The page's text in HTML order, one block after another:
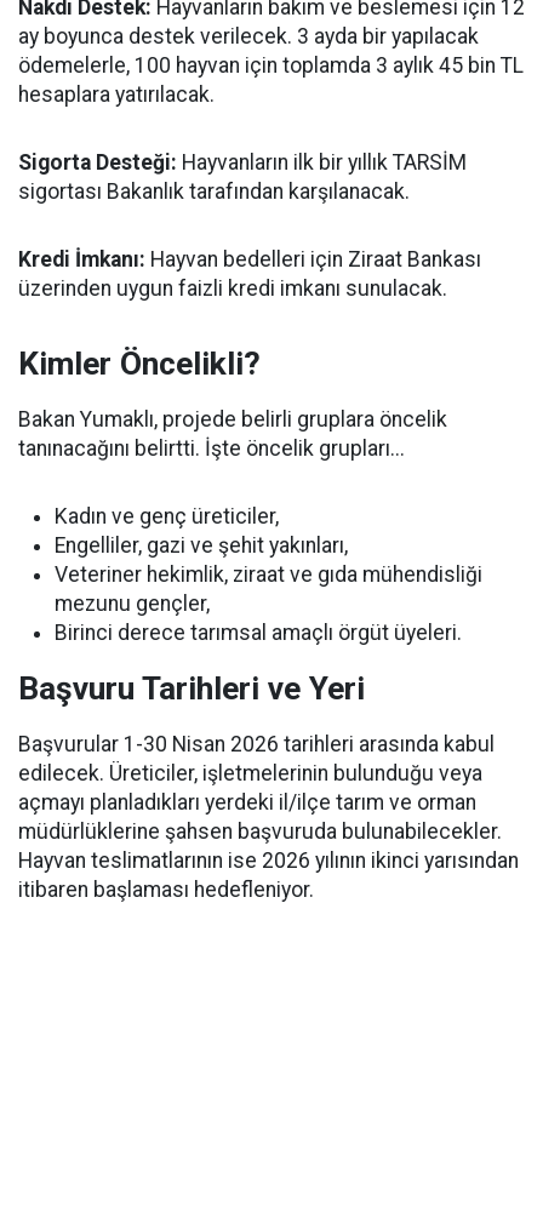
Nakdi Destek: Hayvanların bakım ve beslemesi için 12
ay boyunca destek verilecek. 3 ayda bir yapılacak
ödemelerle, 100 hayvan için toplamda 3 aylık 45 bin TL
hesaplara yatırılacak.
Sigorta Desteği: Hayvanların ilk bir yıllık TARSİM
sigortası Bakanlık tarafından karşılanacak.
Kredi İmkanı: Hayvan bedelleri için Ziraat Bankası
üzerinden uygun faizli kredi imkanı sunulacak.
Kimler Öncelikli?
Bakan Yumaklı, projede belirli gruplara öncelik
tanınacağını belirtti. İşte öncelik grupları...
Kadın ve genç üreticiler,
Engelliler, gazi ve şehit yakınları,
Veteriner hekimlik, ziraat ve gıda mühendisliği
mezunu gençler,
Birinci derece tarımsal amaçlı örgüt üyeleri.
Başvuru Tarihleri ve Yeri
Başvurular 1-30 Nisan 2026 tarihleri arasında kabul
edilecek. Üreticiler, işletmelerinin bulunduğu veya
açmayı planladıkları yerdeki il/ilçe tarım ve orman
müdürlüklerine şahsen başvuruda bulunabilecekler.
Hayvan teslimatlarının ise 2026 yılının ikinci yarısından
itibaren başlaması hedefleniyor.